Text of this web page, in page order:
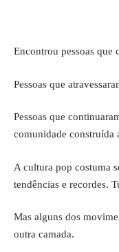
Encontrou pessoas que
Pessoas que
Pessoas que
comunidade construída
A cultura pop costuma
tendências e recordes.
Mas alguns dos
outra camada.